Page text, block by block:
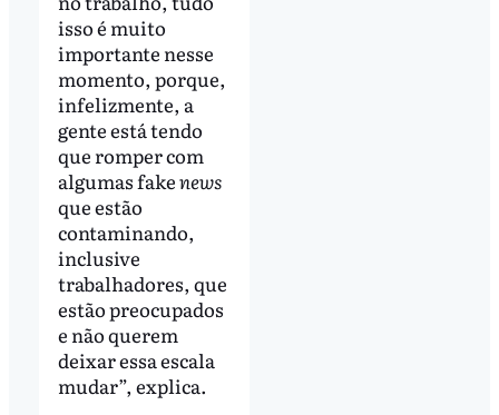
isso é muito
importante nesse
momento, porque,
infelizmente, a
gente está tendo
que romper com
algumas fakenews
que estão
contaminando,
inclusive
trabalhadores, que
estão preocupados
e não querem
deixar essa escala
mudar”, explica.